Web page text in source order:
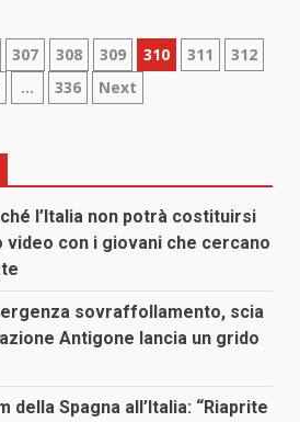
307 308 309 310 311
312
… 336 Next
l’Italia non potrà costituirsi
video con i giovani che cercano
sovraffollamento, scia
Antigone lancia un grido
della Spagna all’Italia: “Riaprite